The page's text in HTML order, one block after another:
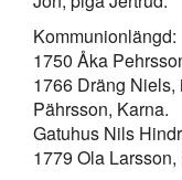
Kommunionlängd:
1750 Åka
1766 Dräng Niels,
Pährsson, Karna.
Gatuhus Nils
1779 Ola